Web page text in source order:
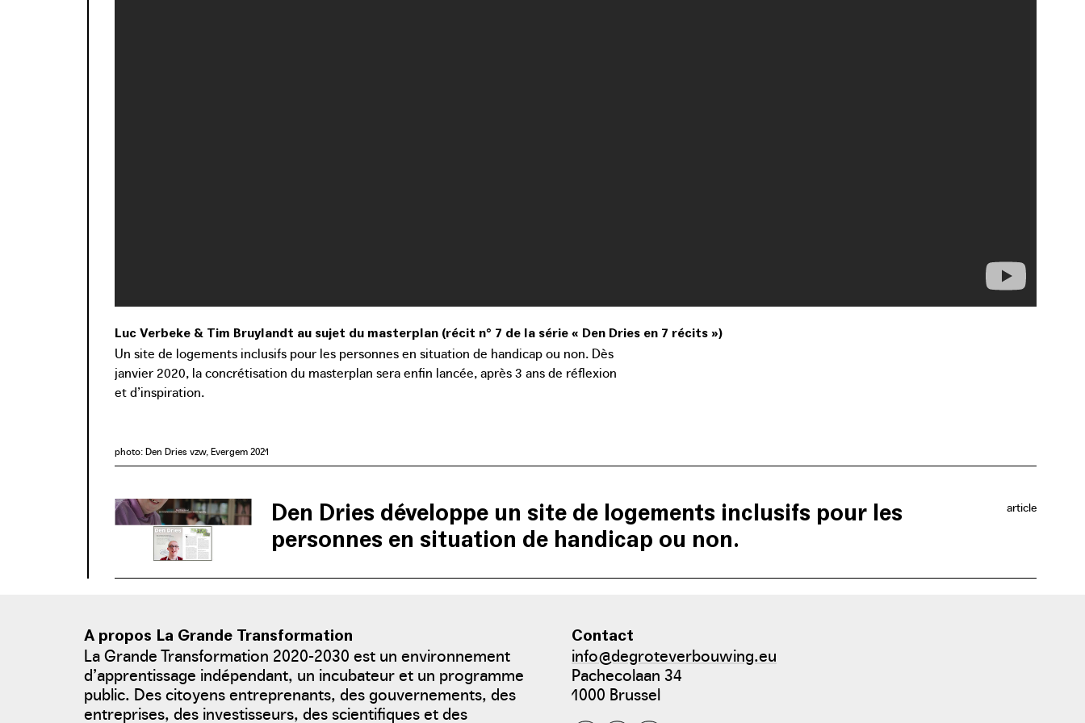
Luc Verbeke & Tim Bruylandt au sujet du masterplan (récit n° 7 de la série « Den Dries en 7 récits »)
Un site de logements inclusifs pour les personnes en situation de handicap ou non. Dès
janvier 2020, la concrétisation du masterplan sera enfin lancée, après 3 ans de réflexion
et d’inspiration.
photo: Den Dries vzw, Evergem 2021
article
Den Dries développe un site de logements inclusifs pour les
personnes en situation de handicap ou non.
au vu du peu d’espace disponible. C’est pourquoi Den Dries a choisi de n’utiliser que 20 % de l’ensemble de l’espace libre sur le
A propos La Grande Transformation
La Grande Transformation 2020-2030 est un environnement
d’apprentissage indépendant, un incubateur et un programme
public. Des citoyens entreprenants, des gouvernements, des
entreprises, des investisseurs, des scientifiques et des
Contact
info@degroteverbouwing.eu
Pachecolaan 34
1000 Brussel